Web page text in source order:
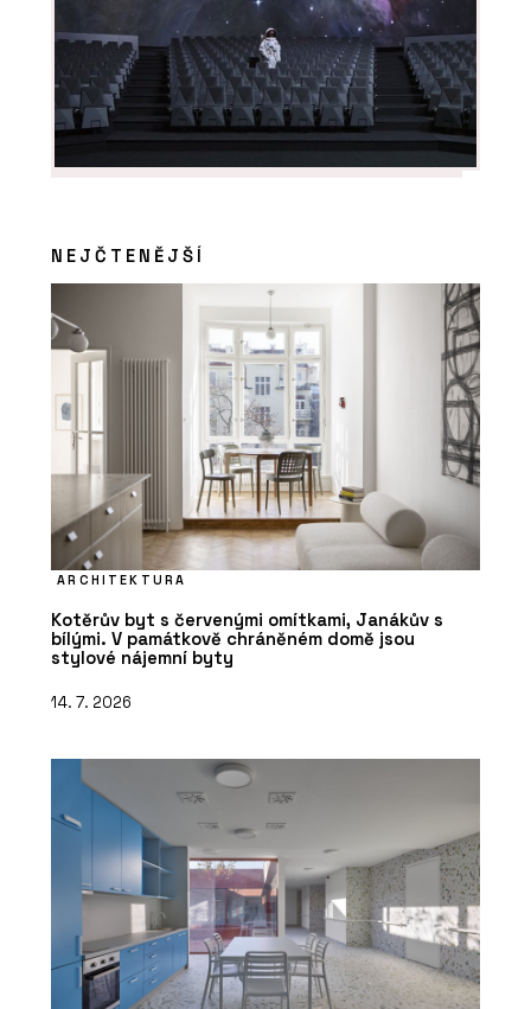
NEJČTENĚJŠÍ
ARCHITEKTURA
Kotěrův byt s červenými omítkami, Janákův s
bílými. V památkově chráněném domě jsou
stylové nájemní byty
14. 7. 2026